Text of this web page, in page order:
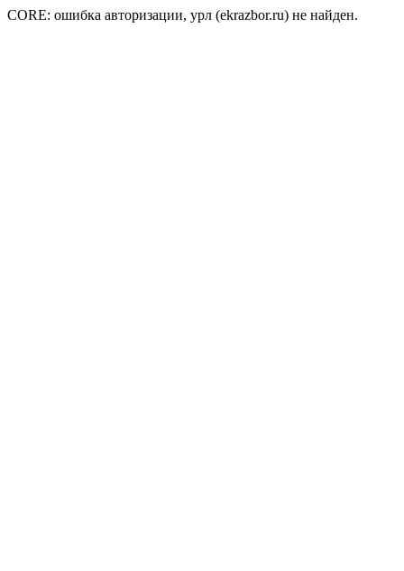
CORE: ошибка авторизации, урл (ekrazbor.ru) не найден.